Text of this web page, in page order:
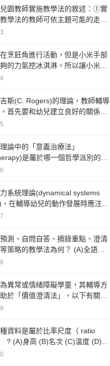
象 (D)當大腦語言區有損
子比大人更有機會恢復語言功
園教師實施教學法的敘述：①實
學法的教師可依主題可能的走向
準備教材②高瞻(High/Scope)課
，以培養其解決問題與獨立思考
發現學習法注重教材的完整學習
。
烹飪角進行活動，但是小米手部
的力氣挖冰淇淋，所以讓小米排
面，等冰淇淋融化一些再挖，自
(B)同儕支持 (C)
(D)隱性支持
斯(C. Rogers)的理論，教師輔導
首先要和幼兒建立良好的關係，
、積極傾聽、反映等方法改變幼
(B)維持良好行為 (C)增進良好
培養自導能力。
論中的「意義治療法」
是屬於哪一個哲學派別的主
代主義(Postmodernism)。
系統理論(dynamical systems
在輔導幼兒的動作發展時應注意
，引發幼兒組合與動作有關的要
測、自問自答、摘錄重點、澄清
略的教學法為何？ (A)全語言
合作教學法(C)直接教學法 (D)
異常或情緒障礙學童，其輔導方
於「價值澄清法」，以下有關之
色扮演(B)澄清式問
資料是屬於比率尺度（ ratio
溫度 (D)血